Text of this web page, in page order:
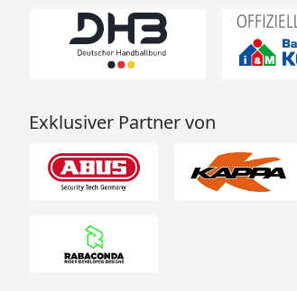
Exklusiver Partner von